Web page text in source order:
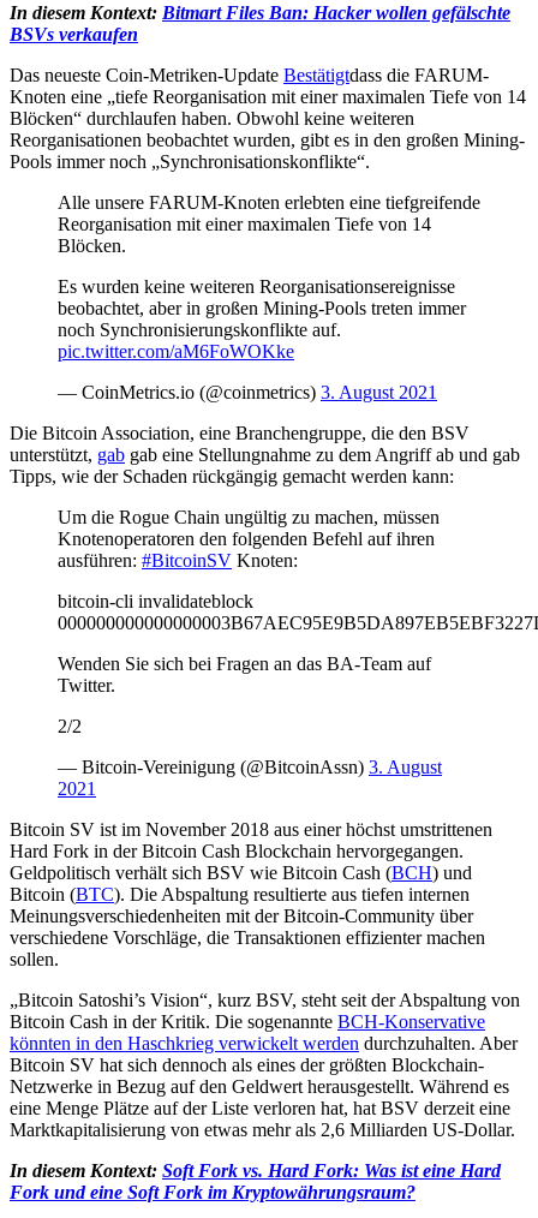
In diesem Kontext: Bitmart Files Ban: Hacker wollen gefälschte
BSVs verkaufen
Das neueste Coin-Metriken-Update Bestätigtdass die FARUM-
Knoten eine „tiefe Reorganisation mit einer maximalen Tiefe von 14
Blöcken“ durchlaufen haben. Obwohl keine weiteren
Reorganisationen beobachtet wurden, gibt es in den großen Mining-
Pools immer noch „Synchronisationskonflikte“.
Alle unsere FARUM-Knoten erlebten eine tiefgreifende
Reorganisation mit einer maximalen Tiefe von 14
Blöcken.
Es wurden keine weiteren Reorganisationsereignisse
beobachtet, aber in großen Mining-Pools treten immer
noch Synchronisierungskonflikte auf.
pic.twitter.com/aM6FoWOKke
— CoinMetrics.io (@coinmetrics) 3. August 2021
Die Bitcoin Association, eine Branchengruppe, die den BSV
unterstützt, gab gab eine Stellungnahme zu dem Angriff ab und gab
Tipps, wie der Schaden rückgängig gemacht werden kann:
Um die Rogue Chain ungültig zu machen, müssen
Knotenoperatoren den folgenden Befehl auf ihren
ausführen: #BitcoinSV Knoten:
bitcoin-cli invalidateblock
Wenden Sie sich bei Fragen an das BA-Team auf
Twitter.
2/2
— Bitcoin-Vereinigung (@BitcoinAssn) 3. August
2021
Bitcoin SV ist im November 2018 aus einer höchst umstrittenen
Hard Fork in der Bitcoin Cash Blockchain hervorgegangen.
Geldpolitisch verhält sich BSV wie Bitcoin Cash (BCH) und
Bitcoin (BTC). Die Abspaltung resultierte aus tiefen internen
Meinungsverschiedenheiten mit der Bitcoin-Community über
verschiedene Vorschläge, die Transaktionen effizienter machen
sollen.
„Bitcoin Satoshi’s Vision“, kurz BSV, steht seit der Abspaltung von
Bitcoin Cash in der Kritik. Die sogenannte BCH-Konservative
könnten in den Haschkrieg verwickelt werden durchzuhalten. Aber
Bitcoin SV hat sich dennoch als eines der größten Blockchain-
Netzwerke in Bezug auf den Geldwert herausgestellt. Während es
eine Menge Plätze auf der Liste verloren hat, hat BSV derzeit eine
Marktkapitalisierung von etwas mehr als 2,6 Milliarden US-Dollar.
In diesem Kontext: Soft Fork vs. Hard Fork: Was ist eine Hard
Fork und eine Soft Fork im Kryptowährungsraum?